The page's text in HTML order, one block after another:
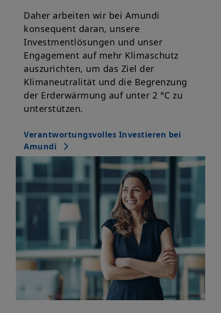
Daher arbeiten wir bei Amundi
konsequent daran, unsere
Investmentlösungen und unser
Engagement auf mehr Klimaschutz
auszurichten, um das Ziel der
Klimaneutralität und die Begrenzung
der Erderwärmung auf unter 2 °C zu
unterstützen.
Verantwortungsvolles Investieren bei
Amundi